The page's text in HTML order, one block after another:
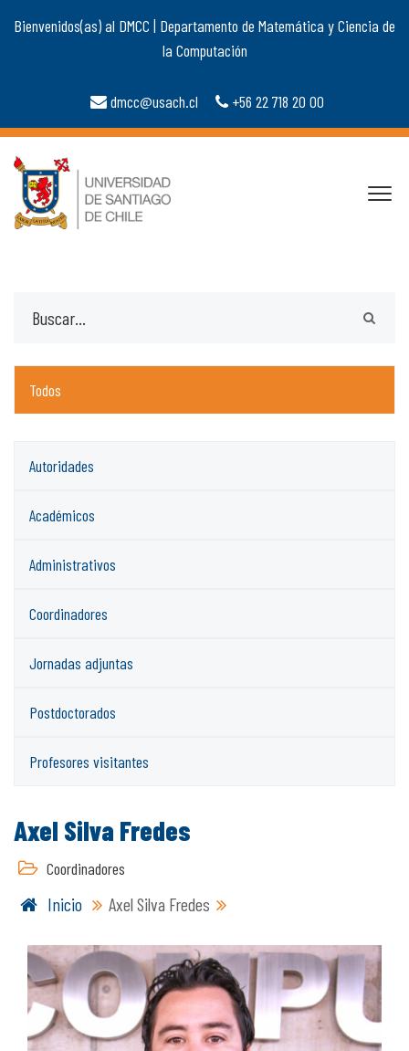
Bienvenidos(as) al DMCC | Departamento de Matemática y Ciencia de
la Computación
dmcc@usach.cl +56 22 718 20 00
Todos
Autoridades
Académicos
Administrativos
Coordinadores
Jornadas adjuntas
Postdoctorados
Profesores visitantes
Axel Silva Fredes
Coordinadores
Inicio Axel Silva Fredes